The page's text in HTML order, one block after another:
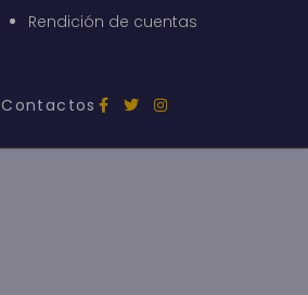
Rendición de cuentas
Contactos